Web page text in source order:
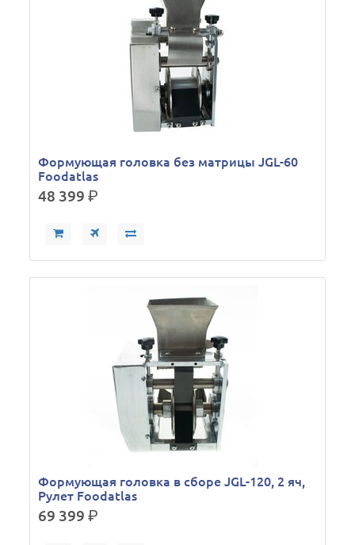
Формующая головка без матрицы JGL-60
Foodatlas
48 399р.
Формующая головка в сборе JGL-120, 2 яч,
Рулет Foodatlas
69 399р.